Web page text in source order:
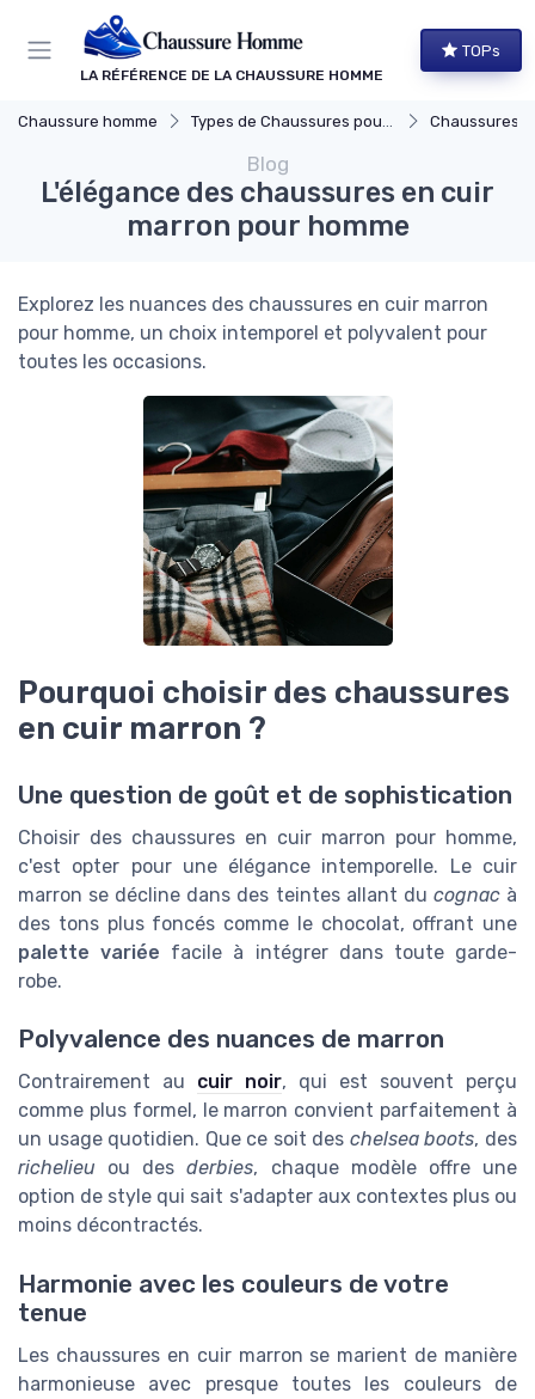
LA RÉFÉRENCE DE LA CHAUSSURE HOMME
TOPs
Chaussure homme Types de Chaussures pour Hommes Chaussures
Blog
L'élégance des chaussures en cuir
marron pour homme
Explorez les nuances des chaussures en cuir marron
pour homme, un choix intemporel et polyvalent pour
toutes les occasions.
Pourquoi choisir des chaussures
en cuir marron ?
Une question de goût et de sophistication
Choisir des chaussures en cuir marron pour homme,
c'est opter pour une élégance intemporelle. Le cuir
marron se décline dans des teintes allant du cognacà
des tons plus foncés comme le chocolat, offrant une
palette variée facile à intégrer dans toute garde-
robe.
Polyvalence des nuances de marron
Contrairement au cuir noir, qui est souvent perçu
comme plus formel, le marron convient parfaitement à
un usage quotidien. Que ce soit des chelsea boots, des
richelieu ou desderbies, chaque modèle offre une
option de style qui sait s'adapter aux contextes plus ou
moins décontractés.
Harmonie avec les couleurs de votre
tenue
Les chaussures en cuir marron se marient de manière
harmonieuse avec presque toutes les couleurs de
Panneau de gestion des cookies